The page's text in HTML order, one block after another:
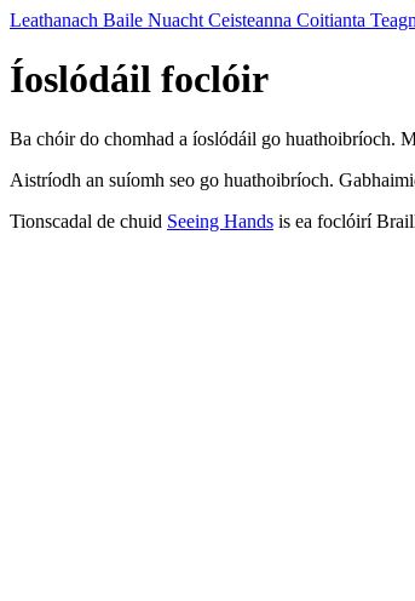
Leathanach Baile Nuacht Ceisteanna Coitianta
Íoslódáil foclóir
Ba chóir do chomhad a íoslódáil go huathoibríoch.
Aistríodh an suíomh seo go huathoibríoch.
Tionscadal de chuid Seeing Hands is ea foclóirí